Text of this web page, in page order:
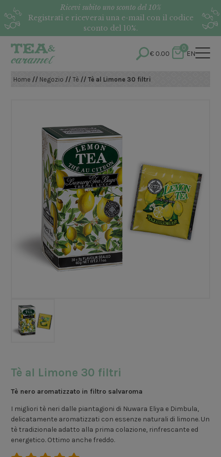
Ricevi subito uno sconto del 10%
Registrati e riceverai una e-mail con il codice
sconto del 10%.
€0.00
0
EN
Home // Negozio //Tè // Tè al Limone 30 filtri
Tè al Limone 30 filtri
Tè nero aromatizzato in filtro salvaroma
I migliori tè neri dalle piantagioni di Nuwara Eliya e Dimbula,
delicatamente aromatizzati con essenze naturali di limone. Un
tè tradizionale adatto alla prima colazione, rinfrescante ed
energetico. Ottimo anche freddo.